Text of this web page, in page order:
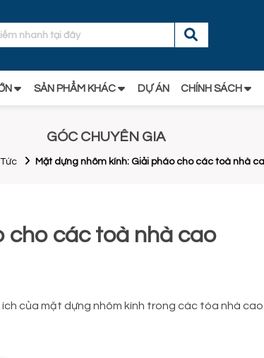
SẢN PHẨM KHÁC DỰ ÁN CHÍNH SÁCH
GÓC CHUYÊN GIA
Mặt dựng nhôm kính: Giải pháo cho các toà nhà
cho các toà nhà cao
ích của mặt dựng nhôm kính trong các tòa nhà cao